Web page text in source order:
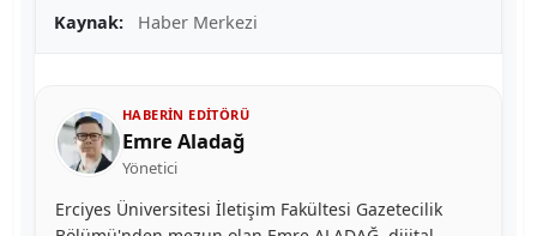
Kaynak: Haber Merkezi
HABERIN EDITÖRÜ
Emre Aladağ
Yönetici
Erciyes Üniversitesi İletişim Fakültesi Gazetecilik